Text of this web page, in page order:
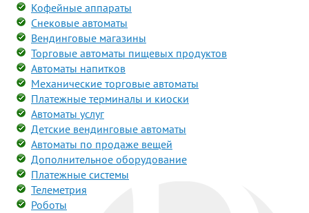
Кофейные аппараты
Снековые автоматы
Вендинговые магазины
Торговые автоматы пищевых продуктов
Автоматы напитков
Механические торговые автоматы
Платежные терминалы и киоски
Автоматы услуг
Детские вендинговые автоматы
Автоматы по продаже вещей
Дополнительное оборудование
Платежные системы
Телеметрия
Роботы